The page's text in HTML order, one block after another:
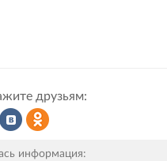
друзьям:
информация: